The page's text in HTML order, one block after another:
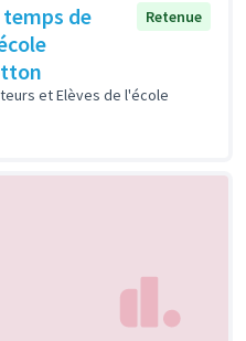
de
Retenue
et Elèves de l'école